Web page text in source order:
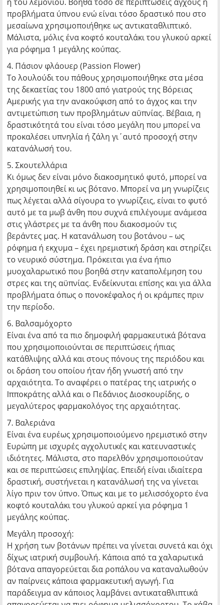
προβλήματα ύπνου ενώ είναι τόσο δραστικό που στο
μεσαίωνα χρησιμοποιήθηκε ως αντικαταθλιπτικό.
Μάλιστα, μόλις ένα κοφτό κουταλάκι του γλυκού αρκεί
για ρόφημα 1 μεγάλης κούπας.
4. Πάσιον φλάουερ (Passion Flower)
Το λουλούδι του πάθους χρησιμοποιήθηκε στα μέσα
της δεκαετίας του 1800 από γιατρούς της Βόρειας
Αμερικής για την ανακούφιση από το άγχος και την
αντιμετώπιση των προβλημάτων αϋπνίας. Βέβαια, η
δραστικότητά του είναι τόσο μεγάλη που μπορεί να
προκαλέσει υπνηλία ή ζάλη γι΄αυτό προσοχή στην
κατανάλωσή του.
5. Σκουτελλάρια
Κι όμως δεν είναι μόνο διακοσμητικό φυτό, μπορεί να
χρησιμοποιηθεί κι ως βότανο. Μπορεί να μη γνωρίζεις
πως λέγεται αλλά σίγουρα το γνωρίζεις, είναι το φυτό
αυτό με τα μωβ άνθη που συχνά επιλέγουμε ανάμεσα
στις γλάστρες με τα άνθη που διακοσμούν τις
βεράντες μας. Η κατανάλωση του βοτάνου – ως
ρόφημα ή εκχυμα – έχει ηρεμιστική δράση και στηρίζει
το νευρικό σύστημα. Πρόκειται για ένα ήπιο
μυοχαλαρωτικό που βοηθά στην καταπολέμηση του
στρες και της αϋπνίας. Ενδείκνυται επίσης και για άλλα
προβλήματα όπως ο πονοκέφαλος ή οι κράμπες πριν
την περίοδο.
6. Βαλσαμόχορτο
Είναι ένα από τα πιο δημοφιλή φαρμακευτικά βότανα
που χρησιμοποιούνται σε περιπτώσεις ήπιας
κατάθλιψης αλλά και στους πόνους της περιόδου και
οι δράση του οποίου ήταν ήδη γνωστή από την
αρχαιότητα. Το αναφέρει ο πατέρας της ιατρικής ο
Ιπποκράτης αλλά και ο Πεδάνιος Διοσκουρίδης, ο
μεγαλύτερος φαρμακολόγος της αρχαιότητας.
7. Βαλεριάνα
Είναι ένα ευρέως χρησιμοποιούμενο ηρεμιστικό στην
Ευρώπη με ισχυρές αγχολυτικές και κατευναστικές
ιδιότητες. Μάλιστα, στο παρελθόν χρησιμοποιούταν
και σε περιπτώσεις επιληψίας. Επειδή είναι ιδιαίτερα
δραστική, συστήνεται η κατανάλωσή της να γίνεται
λίγο πριν τον ύπνο. Όπως και με το μελισσόχορτο ένα
κοφτό κουταλάκι του γλυκού αρκεί για ρόφημα 1
μεγάλης κούπας.
Μεγάλη προσοχή:
Η χρήση των βοτάνων πρέπει να γίνεται συνετά και όχι
δίχως ιατρική συμβουλή. Κάποια από τα χαλαρωτικά
βότανα απαγορεύεται δια ροπάλου να καταναλωθούν
αν παίρνεις κάποια φαρμακευτική αγωγή. Για
παράδειγμα αν κάποιος λαμβάνει αντικαταθλιπτικά